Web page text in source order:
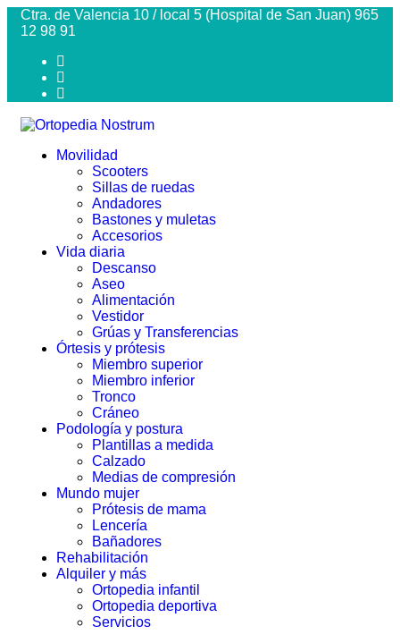
Ctra. de Valencia 10 / local 5 (Hospital de San Juan) 965
12 98 91
Movilidad
Scooters
Sillas de ruedas
Andadores
Bastones y muletas
Accesorios
Vida diaria
Descanso
Aseo
Alimentación
Vestidor
Grúas y Transferencias
Órtesis y prótesis
Miembro superior
Miembro inferior
Tronco
Cráneo
Podología y postura
Plantillas a medida
Calzado
Medias de compresión
Mundo mujer
Prótesis de mama
Lencería
Bañadores
Rehabilitación
Alquiler y más
Ortopedia infantil
Ortopedia deportiva
Servicios